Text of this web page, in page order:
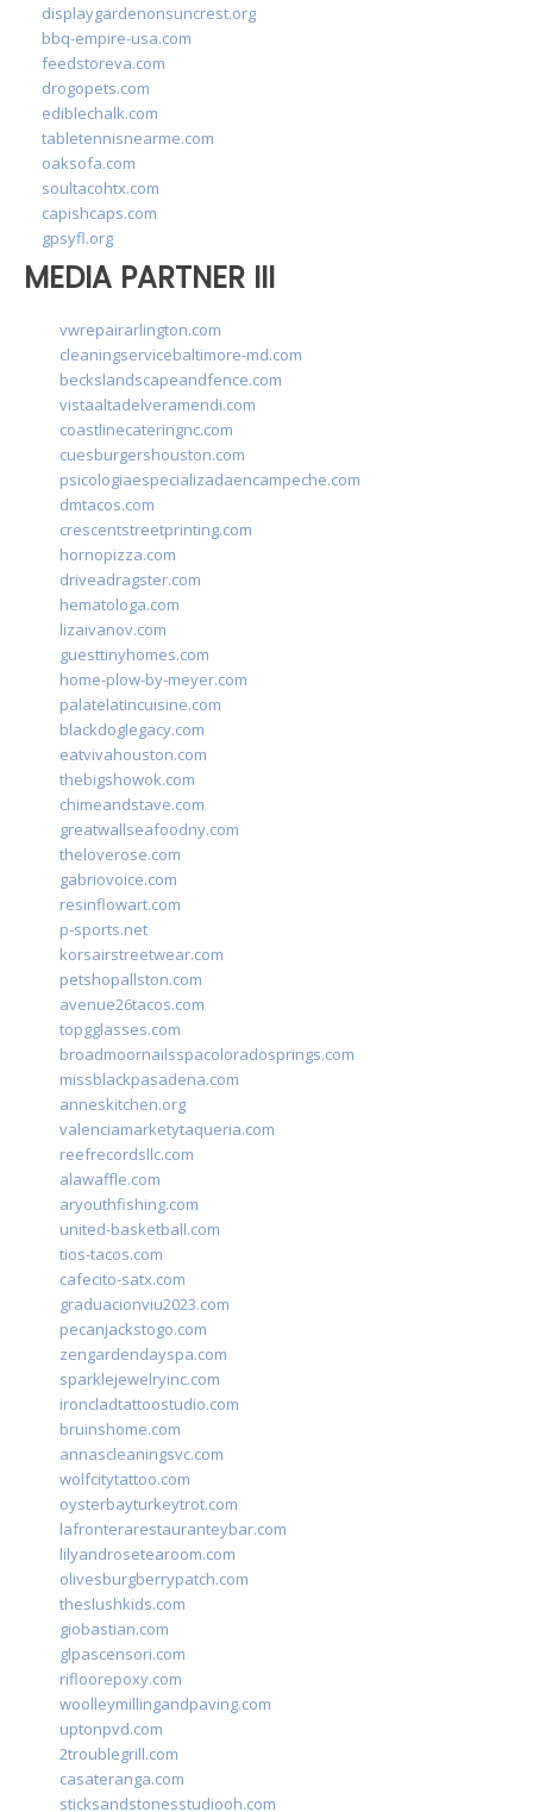
displaygardenonsuncrest.org
bbq-empire-usa.com
feedstoreva.com
drogopets.com
ediblechalk.com
tabletennisnearme.com
oaksofa.com
soultacohtx.com
capishcaps.com
gpsyfl.org
MEDIA PARTNER III
vwrepairarlington.com
cleaningservicebaltimore-md.com
beckslandscapeandfence.com
vistaaltadelveramendi.com
coastlinecateringnc.com
cuesburgershouston.com
psicologiaespecializadaencampeche.com
dmtacos.com
crescentstreetprinting.com
hornopizza.com
driveadragster.com
hematologa.com
lizaivanov.com
guesttinyhomes.com
home-plow-by-meyer.com
palatelatincuisine.com
blackdoglegacy.com
eatvivahouston.com
thebigshowok.com
chimeandstave.com
greatwallseafoodny.com
theloverose.com
gabriovoice.com
resinflowart.com
p-sports.net
korsairstreetwear.com
petshopallston.com
avenue26tacos.com
topgglasses.com
broadmoornailsspacoloradosprings.com
missblackpasadena.com
anneskitchen.org
valenciamarketytaqueria.com
reefrecordsllc.com
alawaffle.com
aryouthfishing.com
united-basketball.com
tios-tacos.com
cafecito-satx.com
graduacionviu2023.com
pecanjackstogo.com
zengardendayspa.com
sparklejewelryinc.com
ironcladtattoostudio.com
bruinshome.com
annascleaningsvc.com
wolfcitytattoo.com
oysterbayturkeytrot.com
lafronterarestauranteybar.com
lilyandrosetearoom.com
olivesburgberrypatch.com
theslushkids.com
giobastian.com
glpascensori.com
rifloorepoxy.com
woolleymillingandpaving.com
uptonpvd.com
2troublegrill.com
casateranga.com
sticksandstonesstudiooh.com